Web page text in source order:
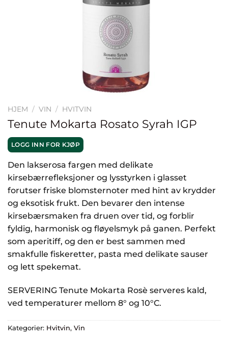
HJEM / VIN / HVITVIN
Tenute Mokarta Rosato Syrah IGP
LOGG INN FOR KJØP
Den lakserosa fargen med delikate
kirsebærrefleksjoner og lysstyrken i glasset
forutser friske blomsternoter med hint av krydder
og eksotisk frukt. Den bevarer den intense
kirsebærsmaken fra druen over tid, og forblir
fyldig, harmonisk og fløyelsmyk på ganen. Perfekt
som aperitiff, og den er best sammen med
smakfulle fiskeretter, pasta med delikate sauser
og lett spekemat.
SERVERING Tenute Mokarta Rosè serveres kald,
ved temperaturer mellom 8° og 10°C.
Kategorier: Hvitvin, Vin